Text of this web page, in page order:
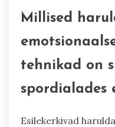
Millised
tehnikad on
spordialades
Esilekerkivad